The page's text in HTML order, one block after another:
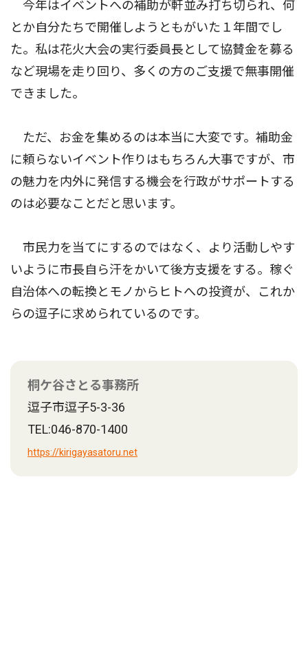
今年はイベントへの補助が軒並み打ち切られ、何
とか自分たちで開催しようともがいた１年間でし
た。私は花火大会の実行委員長として協賛金を募る
など現場を走り回り、多くの方のご支援で無事開催
できました。
ただ、お金を集めるのは本当に大変です。補助金
に頼らないイベント作りはもちろん大事ですが、市
の魅力を内外に発信する機会を行政がサポートする
のは必要なことだと思います。
市民力を当てにするのではなく、より活動しやす
いように市長自ら汗をかいて後方支援をする。稼ぐ
自治体への転換とモノからヒトへの投資が、これか
らの逗子に求められているのです。
桐ケ谷さとる事務所
逗子市逗子5-3-36
TEL:046-870-1400
https://kirigayasatoru.net